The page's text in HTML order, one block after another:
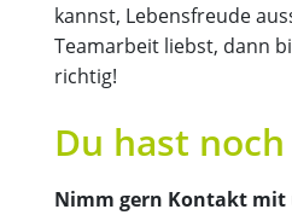
kannst, Lebensfreude
Teamarbeit liebst, dann
richtig!
Du hast noch
Nimm gern Kontakt mit